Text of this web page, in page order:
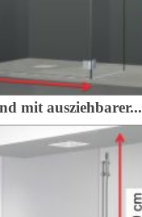
mit ausziehbarer...